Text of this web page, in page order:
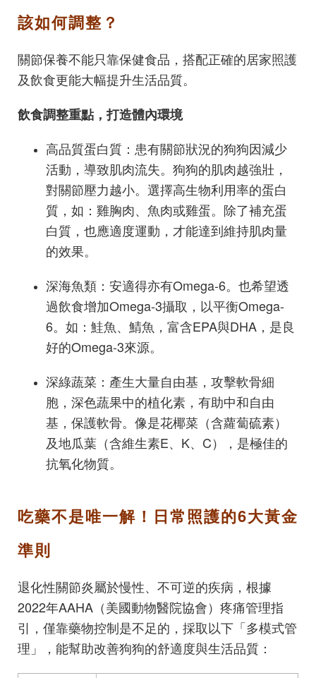
該如何調整？
關節保養不能只靠保健食品，搭配正確的居家照護
及飲食更能大幅提升生活品質。
飲食調整重點，打造體內環境
高品質蛋白質：患有關節狀況的狗狗因減少
活動，導致肌肉流失。狗狗的肌肉越強壯，
對關節壓力越小。選擇高生物利用率的蛋白
質，如：雞胸肉、魚肉或雞蛋。除了補充蛋
白質，也應適度運動，才能達到維持肌肉量
的效果。
深海魚類：安適得亦有Omega-6。也希望透
過飲食增加Omega-3攝取，以平衡Omega-
6。如：鮭魚、鯖魚，富含EPA與DHA，是良
好的Omega-3來源。
深綠蔬菜：產生大量自由基，攻擊軟骨細
胞，深色蔬果中的植化素，有助中和自由
基，保護軟骨。像是花椰菜（含蘿蔔硫素）
及地瓜葉（含維生素E、K、C），是極佳的
抗氧化物質。
吃藥不是唯一解！日常照護的6大黃金
準則
退化性關節炎屬於慢性、不可逆的疾病，根據
2022年AAHA（美國動物醫院協會）疼痛管理指
引，僅靠藥物控制是不足的，採取以下「多模式管
理」，能幫助改善狗狗的舒適度與生活品質：